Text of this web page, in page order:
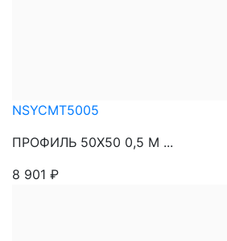
NSYCMT5005
ПРОФИЛЬ 50Х50 0,5 М ...
8 901 ₽